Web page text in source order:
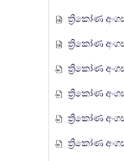
ත්‍රිකෝණ අංගසාම්‍යය - 05
ත්‍රිකෝණ අංගසාම්‍යය - 06
ත්‍රිකෝණ අංගසාම්‍යය - 01
ත්‍රිකෝණ අංගසාම්‍යය - 02
ත්‍රිකෝණ අංගසාම්‍යය - 03
ත්‍රිකෝණ අංගසාම්‍යය - 04